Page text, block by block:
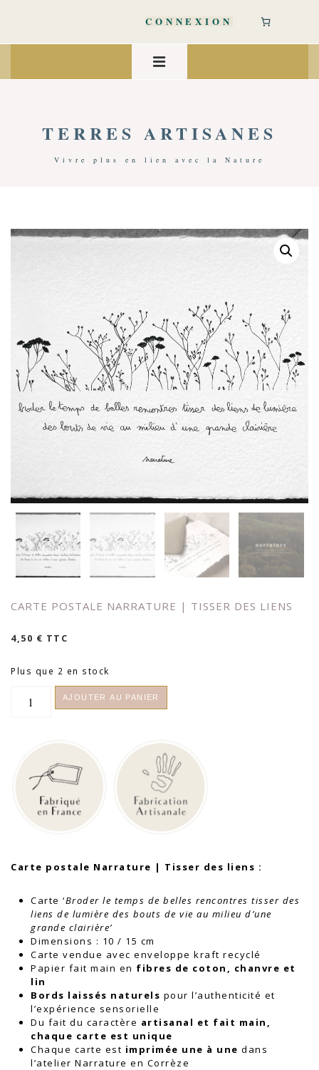
contenu
CONNEXION
TERRES ARTISANES
Vivre plus en lien avec la Nature
CARTE POSTALE NARRATURE | TISSER DES LIENS
4,50 € TTC
Plus que 2 en stock
Narrature
Tisser
liens
AJOUTER AU PANIER
Carte postale Narrature | Tisser des liens :
Carte ‘Broder le temps de belles rencontres tisser des
liens de lumière des bouts de vie au milieu d’une
grande clairière’
Dimensions : 10 / 15 cm
Carte vendue avec enveloppe kraft recyclé
Papier fait main en fibres de coton, chanvre et
lin
Bords laissés naturels pour l’authenticité et
l’expérience sensorielle
Du fait du caractère artisanal et fait main,
chaque carte est unique
Chaque carte est imprimée une à une dans
l’atelier Narrature en Corrèze